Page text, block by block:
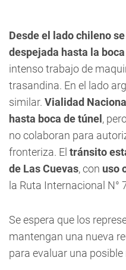
Desde el lado chileno
despejada hasta la
intenso trabajo de
trasandina. En el lado
similar. Vialidad
hasta boca de túnel ,
no colaboran para
fronteriza. El tránsito
de Las Cuevas, con uso
la Ruta Internacional N°
Se espera que los
mantengan una nueva
para evaluar una